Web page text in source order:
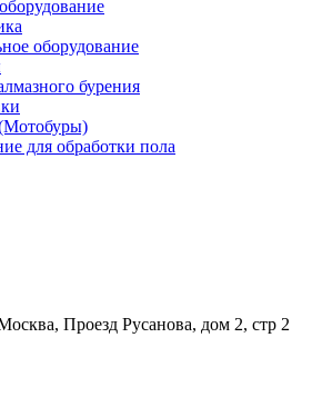
оборудование
бурения
для обработки пола
Проезд Русанова, дом 2, стр 2